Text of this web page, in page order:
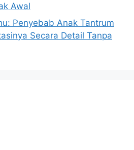
Awal
Penyebab Anak Tantrum
Secara Detail Tanpa